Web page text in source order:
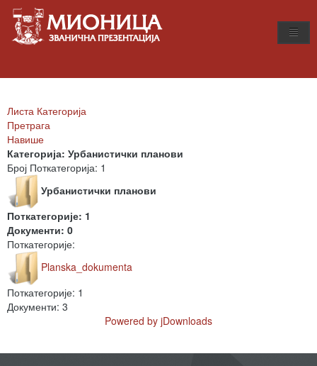
Листа Категорија
Претрага
Навише
Категорија: Урбанистички планови
Број Поткатегорија: 1
Урбанистички планови
Поткатегорије: 1
Документи: 0
Поткатегорије:
Planska_dokumenta
Поткатегорије: 1
Документи: 3
Powered by jDownloads